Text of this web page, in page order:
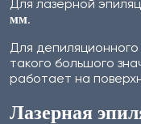
Для лазерной
мм.
Для
такого большого
работает на
Лазерная